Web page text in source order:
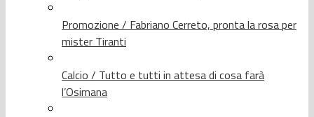
Promozione / Fabriano Cerreto, pronta la rosa per
mister Tiranti
Calcio / Tutto e tutti in attesa di cosa farà
l’Osimana